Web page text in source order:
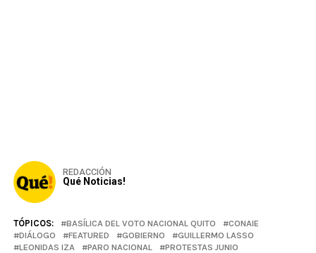
REDACCIÓN
Qué Noticias!
TÓPICOS: BASÍLICA DEL VOTO NACIONAL QUITO
CONAIE
DIÁLOGO
FEATURED GOBIERNO
GUILLERMO LASSO
LEONIDAS IZA
PARO NACIONAL PROTESTAS JUNIO